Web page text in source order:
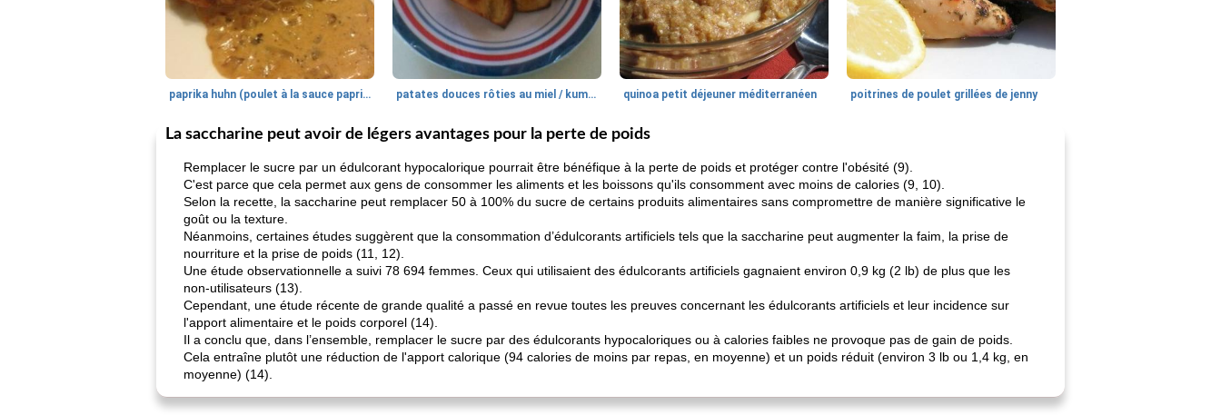
paprika huhn (poulet à la sauce paprika). patates douces rôties au miel / kumara quinoa petit déjeuner méditerranéen poitrines de poulet grillées de jenny
La saccharine peut avoir de légers avantages pour la perte de poids
Remplacer le sucre par un édulcorant hypocalorique pourrait être bénéfique à la perte de poids et protéger contre l'obésité (9).
C'est parce que cela permet aux gens de consommer les aliments et les boissons qu'ils consomment avec moins de calories (9, 10).
Selon la recette, la saccharine peut remplacer 50 à 100% du sucre de certains produits alimentaires sans compromettre de manière significative le
goût ou la texture.
Néanmoins, certaines études suggèrent que la consommation d’édulcorants artificiels tels que la saccharine peut augmenter la faim, la prise de
nourriture et la prise de poids (11, 12).
Une étude observationnelle a suivi 78 694 femmes. Ceux qui utilisaient des édulcorants artificiels gagnaient environ 0,9 kg (2 lb) de plus que les
non-utilisateurs (13).
Cependant, une étude récente de grande qualité a passé en revue toutes les preuves concernant les édulcorants artificiels et leur incidence sur
l'apport alimentaire et le poids corporel (14).
Il a conclu que, dans l’ensemble, remplacer le sucre par des édulcorants hypocaloriques ou à calories faibles ne provoque pas de gain de poids.
Cela entraîne plutôt une réduction de l'apport calorique (94 calories de moins par repas, en moyenne) et un poids réduit (environ 3 lb ou 1,4 kg, en
moyenne) (14).